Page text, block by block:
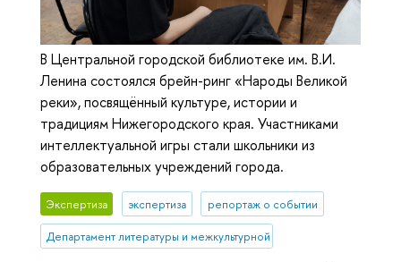
В Центральной городской библиотеке им. В.И.
Ленина состоялся брейн-ринг «Народы Великой
реки», посвящённый культуре, истории и
традициям Нижегородского края. Участниками
интеллектуальной игры стали школьники из
образовательных учреждений города.
Экспертиза экспертиза репортаж о событии
Департамент литературы и межкультурной коммуникации